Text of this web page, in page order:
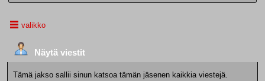
valikko
Näytä viestit
Tämä jakso sallii sinun katsoa tämän jäsenen kaikkia viestejä.